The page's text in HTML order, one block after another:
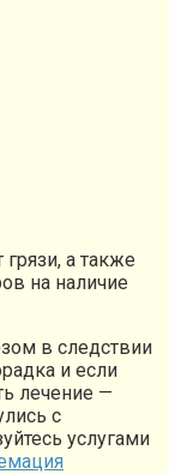
а также
на наличие
в следствии
и если
лечение —
с
услугами